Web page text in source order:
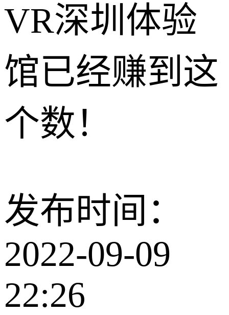
VR深圳体验
馆已经赚到这
个数！
发布时间：
2022-09-09
22:26